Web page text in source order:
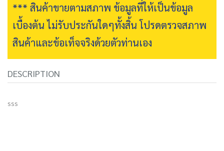
*** สินค้าขายตามสภาพ ข้อมูลที่ให้เป็นข้อมูล
เบื้องต้น ไม่รับประกันใดๆทั้งสิ้น โปรดตรวจสภาพ
สินค้าและข้อเท็จจริงด้วยตัวท่านเอง
DESCRIPTION
sss